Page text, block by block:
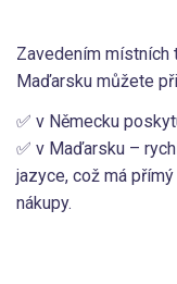
Zavedením místních
Maďarsku můžete
✅ v Německu
✅ v Maďarsku –
jazyce, což má
nákupy.